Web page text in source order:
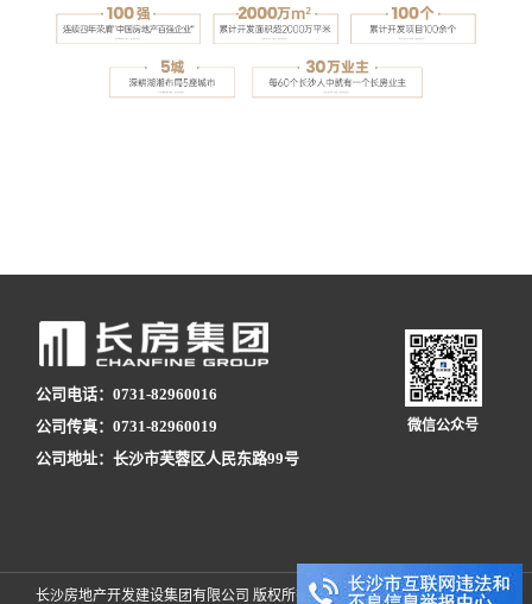
公司电话：0731-82960016
公司传真：0731-82960019
公司地址：长沙市芙蓉区人民东路99号
微信公众号
长沙房地产开发建设集团有限公司 版权所有湘ICP备09027823号-1